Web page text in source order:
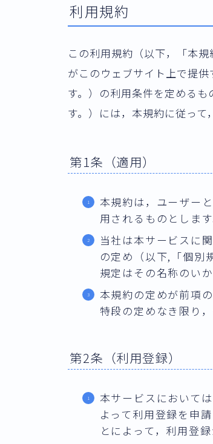
利用規約
この利用規約（以下，「本
がこのウェブサイト上で提
す。）の利用条件を定める
す。）には，本規約に従って
第1条（適用）
本規約は，ユーザー
用されるものとします
当社は本サービスに
の定め（以下,「個別
規定はその名称のい
本規約の定めが前項
特段の定めなき限り
第2条（利用登録）
本サービスにおいて
よって利用登録を申
とによって，利用登